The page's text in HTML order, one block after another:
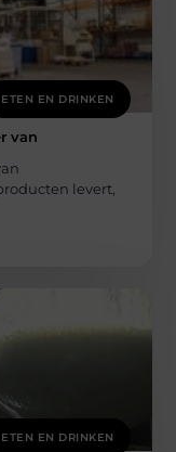
ETEN EN DRINKEN
van
levert,
ETEN EN DRINKEN